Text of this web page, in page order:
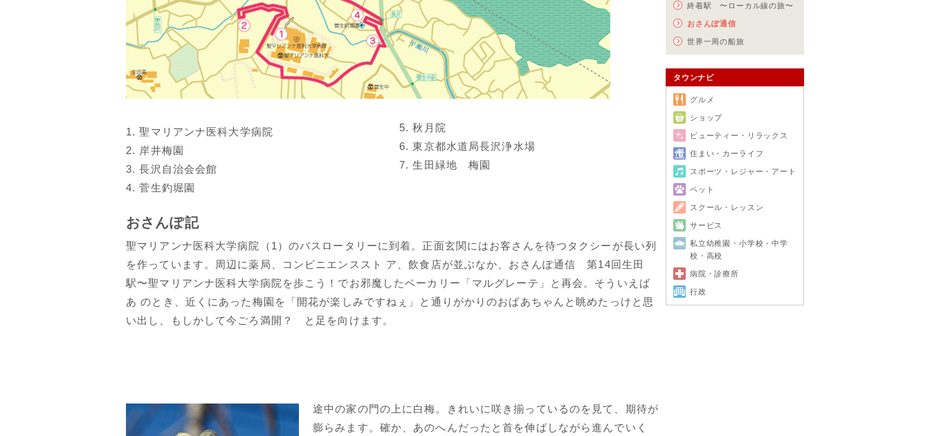
終着駅 〜ローカル線の旅〜
おさんぽ通信
世界一周の船旅
タウンナビ
グルメ
ショップ
ビューティー・リラックス
住まい・カーライフ
スポーツ・レジャー・アート
ペット
スクール・レッスン
サービス
私立幼稚園・小学校・中学
校・高校
病院・診療所
行政
1. 聖マリアンナ医科大学病院
2. 岸井梅園
3. 長沢自治会会館
4. 菅生釣堀園
5. 秋月院
6. 東京都水道局長沢浄水場
7. 生田緑地 梅園
おさんぽ記
聖マリアンナ医科大学病院（1）のバスロータリーに到着。正面玄関にはお客さんを待つタクシーが長い列
を作っています。周辺に薬局、コンビニエンススト ア、飲食店が並ぶなか、おさんぽ通信 第14回生田
駅〜聖マリアンナ医科大学病院を歩こう！でお邪魔したベーカリー「マルグレーテ」と再会。そういえば
あ のとき、近くにあった梅園を「開花が楽しみですねぇ」と通りがかりのおばあちゃんと眺めたっけと思
い出し、もしかして今ごろ満開？ と足を向けます。
途中の家の門の上に白梅。きれいに咲き揃っているのを見て、期待が
膨らみます。確か、あのへんだったと首を伸ばしながら進んでいく